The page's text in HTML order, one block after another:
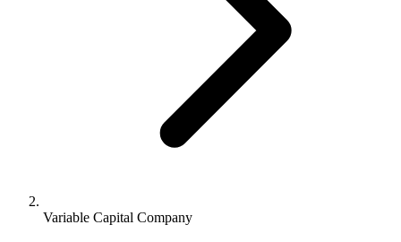
Variable Capital Company